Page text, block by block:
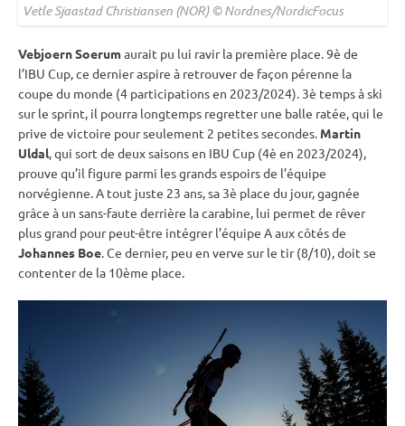
Vetle Sjaastad Christiansen (NOR) © Nordnes/NordicFocus
Vebjoern Soerumaurait pu lui ravir la première place. 9è de
l’IBU Cup, ce dernier aspire à retrouver de façon pérenne la
coupe du monde (4 participations en 2023/2024). 3è temps à ski
sur le sprint, il pourra longtemps regretter une balle ratée, qui le
prive de victoire pour seulement 2 petites secondes. Martin
Uldal, qui sort de deux saisons en IBU Cup (4è en 2023/2024),
prouve qu’il figure parmi les grands espoirs de l’équipe
norvégienne. A tout juste 23 ans, sa 3è place du jour, gagnée
grâce à un sans-faute derrière lacarabine, lui permet de rêver
plus grand pour peut-être intégrer l’équipe A aux côtés de
Johannes Boe. Ce dernier, peu en verve sur le tir (8/10), doit se
contenter de la 10ème place.